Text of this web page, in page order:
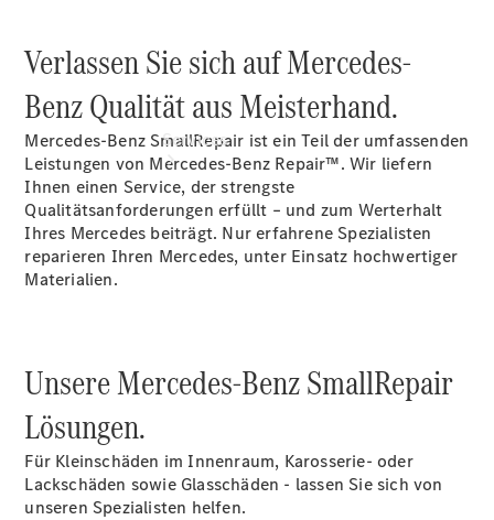
Services
Verlassen Sie sich auf Mercedes-
Benz Qualität aus Meisterhand.
Mercedes-Benz SmallRepair ist ein Teil der umfassenden
Leistungen von Mercedes-Benz Repair™. Wir liefern
Ihnen einen Service, der strengste
Qualitätsanforderungen erfüllt – und zum Werterhalt
Ihres Mercedes beiträgt. Nur erfahrene Spezialisten
reparieren Ihren Mercedes, unter Einsatz hochwertiger
Materialien.
Unsere Mercedes-Benz SmallRepair
Lösungen.
Für Kleinschäden im Innenraum, Karosserie- oder
Lackschäden sowie Glasschäden - lassen Sie sich von
unseren Spezialisten helfen.